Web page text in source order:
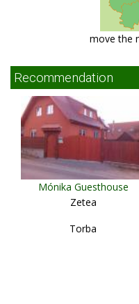
move the
Recommendation
Mónika Guesthouse
Zetea
Torba